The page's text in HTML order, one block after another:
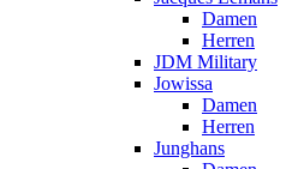
Damen
Herren
JDM Military
Jowissa
Damen
Herren
Junghans